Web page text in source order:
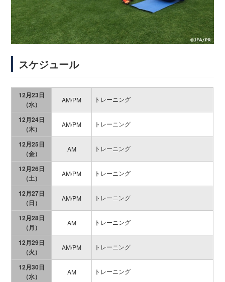
スケジュール
12月23日
（水）
AM/PM トレーニング
12月24日
（木）
AM/PM トレーニング
12月25日
（金）
AM トレーニング
12月26日
（土）
AM/PM トレーニング
12月27日
（日）
AM/PM トレーニング
12月28日
（月）
AM トレーニング
12月29日
（火）
AM/PM トレーニング
12月30日
（水）
AM トレーニング